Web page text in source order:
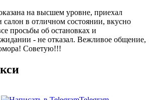
на высшем уровне, приехал
в отличном состоянии, вкусно
просьбы об остановках и
- не отказал. Вежливое общение,
Советую!!!